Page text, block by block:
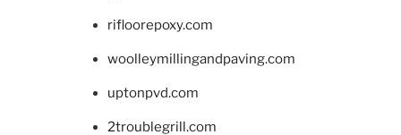
rifloorepoxy.com
woolleymillingandpaving.com
uptonpvd.com
2troublegrill.com